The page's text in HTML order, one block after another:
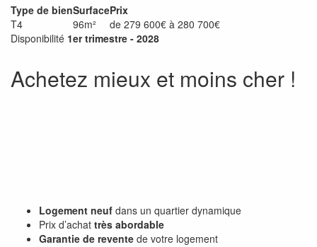
Type de bienSurfacePrix
T4
96m²
de 279 600€ à 280 700€
Disponibilité 1er trimestre - 2028
Achetez mieux et moins cher !
Logement neuf dans un quartier dynamique
Prix d’achat très abordable
Garantie de revente de votre logement